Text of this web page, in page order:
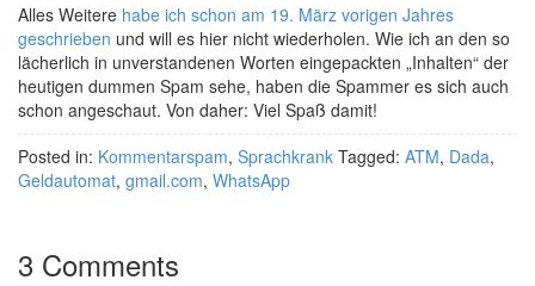
Alles Weitere habe ich schon am 19. März vorigen Jahres
geschrieben und will es hier nicht wiederholen. Wie ich an den so
lächerlich in unverstandenen Worten eingepackten „Inhalten“ der
heutigen dummen Spam sehe, haben die Spammer es sich auch
schon angeschaut. Von daher: Viel Spaß damit!
Posted in: Kommentarspam, Sprachkrank Tagged: ATM, Dada,
Geldautomat, gmail.com, WhatsApp
3 Comments